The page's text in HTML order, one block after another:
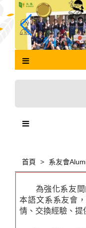
主
首頁 系友會
為強化系友間
本語文系系友會
情、交換經驗、提